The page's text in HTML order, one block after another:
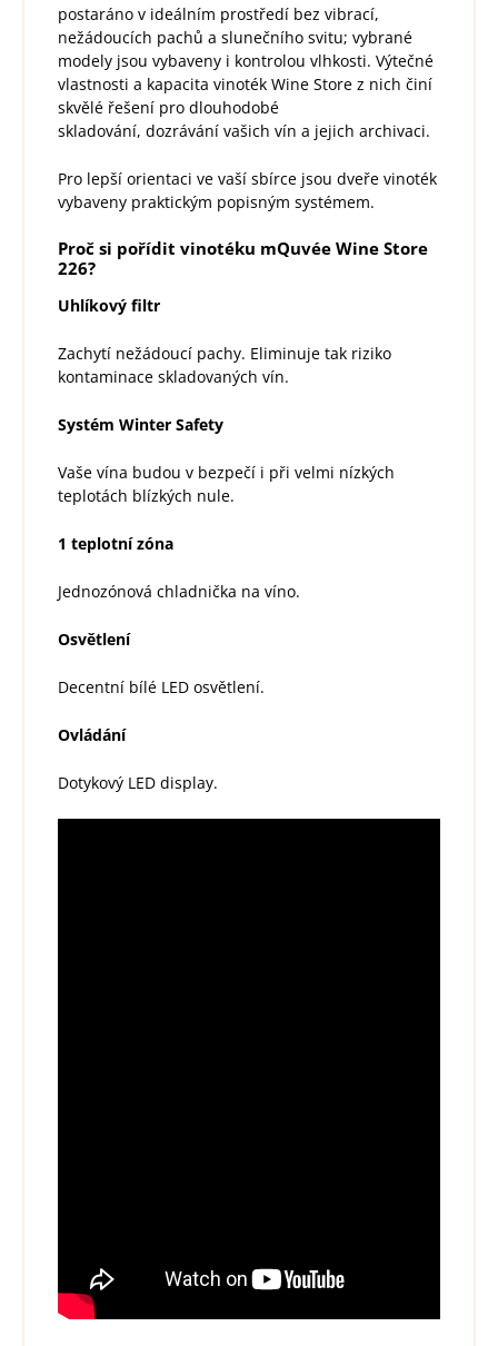
postaráno v ideálním prostředí bez vibrací,
nežádoucích pachů a slunečního svitu; vybrané
modely jsou vybaveny i kontrolou vlhkosti. Výtečné
vlastnosti a kapacita vinoték Wine Store z nich činí
skvělé řešení pro dlouhodobé
skladování, dozrávání vašich vín a jejich archivaci.
Pro lepší orientaci ve vaší sbírce jsou dveře vinoték
vybaveny praktickým popisným systémem.
Proč si pořídit vinotéku mQuvée Wine Store
226?
Uhlíkový filtr
Zachytí nežádoucí pachy. Eliminuje tak riziko
kontaminace skladovaných vín.
Systém Winter Safety
Vaše vína budou v bezpečí i při velmi nízkých
teplotách blízkých nule.
1 teplotní zóna
Jednozónová chladnička na víno.
Osvětlení
Decentní bílé LED osvětlení.
Ovládání
Dotykový LED display.